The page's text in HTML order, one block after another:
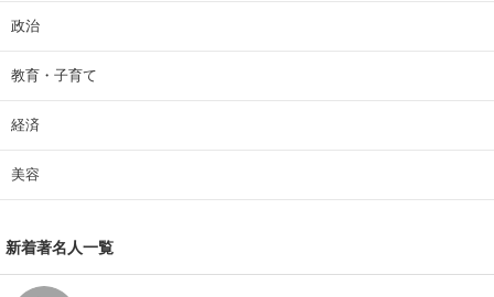
政治
教育・子育て
経済
美容
新着著名人一覧